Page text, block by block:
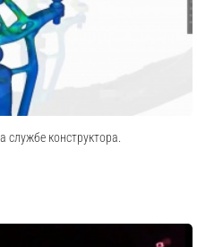
службе конструктора.